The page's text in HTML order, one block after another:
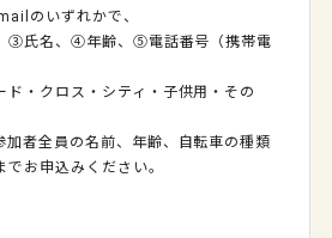
のいずれかで、
氏名、④年齢、⑤電話番号（携帯電
・クロス・シティ・子供用・その
者全員の名前、年齢、自転車の種類
お申込みください。